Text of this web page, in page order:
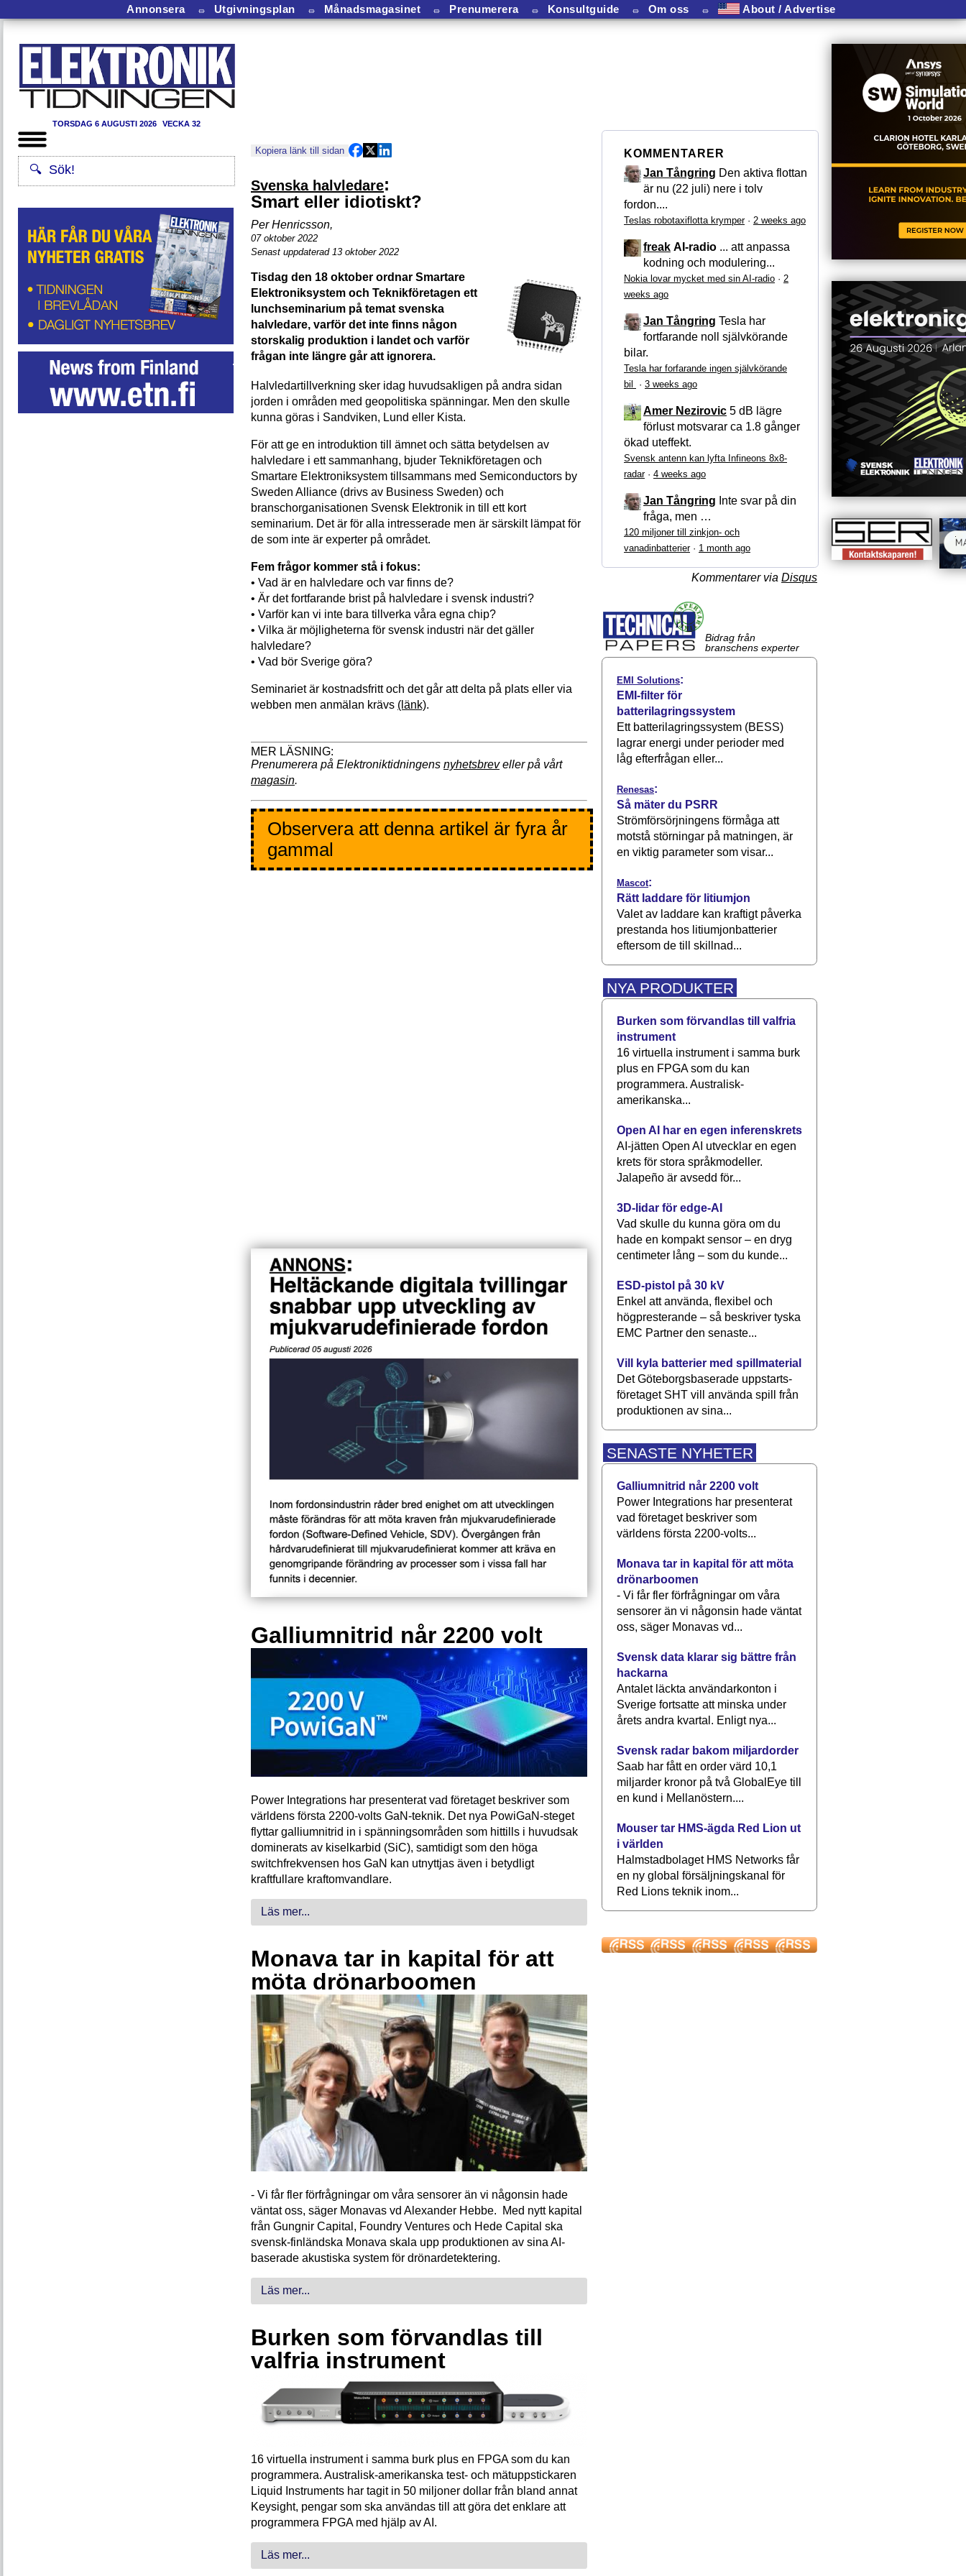
Annonsera ⏛ Utgivningsplan ⏛ Månadsmagasinet ⏛ Prenumerera ⏛ Konsultguide ⏛ Om oss ⏛ About / Advertise
TORSDAG 6 AUGUSTI 2026 VECKA 32
Kopiera länk till sidan
Svenska halvledare:
Smart eller idiotiskt?
Per Henricsson,
07 oktober 2022
Senast uppdaterad 13 oktober 2022
Tisdag den 18 oktober ordnar Smartare
Elektroniksystem och Teknikföretagen ett
lunchseminarium på temat svenska
halvledare, varför det inte finns någon
storskalig produktion i landet och varför
frågan inte längre går att ignorera.
Halvledartillverkning sker idag huvudsakligen på andra sidan
jorden i områden med geopolitiska spänningar. Men den skulle
kunna göras i Sandviken, Lund eller Kista.
För att ge en introduktion till ämnet och sätta betydelsen av
halvledare i ett sammanhang, bjuder Teknikföretagen och
Smartare Elektroniksystem tillsammans med Semiconductors by
Sweden Alliance (drivs av Business Sweden) och
branschorganisationen Svensk Elektronik in till ett kort
seminarium. Det är för alla intresserade men är särskilt lämpat för
de som inte är experter på området.
Fem frågor kommer stå i fokus:
• Vad är en halvledare och var finns de?
• Är det fortfarande brist på halvledare i svensk industri?
• Varför kan vi inte bara tillverka våra egna chip?
• Vilka är möjligheterna för svensk industri när det gäller
halvledare?
• Vad bör Sverige göra?
Seminariet är kostnadsfritt och det går att delta på plats eller via
webben men anmälan krävs (länk).
Prenumerera på Elektroniktidningens nyhetsbreveller på vårt
magasin.
Observera att denna artikel är fyra år
gammal
Galliumnitrid når 2200 volt
Power Integrations har presenterat vad företaget beskriver som
världens första 2200-volts GaN-teknik. Det nya PowiGaN-steget
flyttar galliumnitrid in i spänningsområden som hittills i huvudsak
dominerats av kiselkarbid (SiC), samtidigt som den höga
switchfrekvensen hos GaN kan utnyttjas även i betydligt
kraftfullare kraftomvandlare.
Läs mer...
Monava tar in kapital för att
möta drönarboomen
- Vi får fler förfrågningar om våra sensorer än vi någonsin hade
väntat oss, säger Monavas vd Alexander Hebbe. Med nytt kapital
från Gungnir Capital, Foundry Ventures och Hede Capital ska
svensk-finländska Monava skala upp produktionen av sina AI-
baserade akustiska system för drönardetektering.
Läs mer...
Burken som förvandlas till
valfria instrument
16 virtuella instrument i samma burk plus en FPGA som du kan
programmera. Australisk-amerikanska test- och mätuppstickaren
Liquid Instruments har tagit in 50 miljoner dollar från bland annat
Keysight, pengar som ska användas till att göra det enklare att
programmera FPGA med hjälp av AI.
Läs mer...
KOMMENTARER
Jan Tångring Den aktiva flottan
är nu (22 juli) nere i tolv
fordon....
Teslas robotaxiflotta krymper· 2 weeks ago
freak AI-radio ... att anpassa
kodning och modulering...
Nokia lovar mycket med sin AI-radio · 2
weeks ago
Jan Tångring Tesla har
fortfarande noll självkörande
bilar.
Tesla har forfarande ingen självkörande
bil
· 3 weeks ago
Amer Nezirovic 5 dB lägre
förlust motsvarar ca 1.8 gånger
ökad uteffekt.
Svensk antenn kan lyfta Infineons 8x8-
radar· 4 weeks ago
Jan Tångring Inte svar på din
fråga, men …
120 miljoner till zinkjon- och
vanadinbatterier· 1 month ago
Kommentarer via Disqus
Bidrag från
branschens experter
EMI Solutions:
EMI-filter för
batterilagringssystem
Ett batterilagringssystem (BESS)
lagrar energi under perioder med
låg efterfrågan eller...
Renesas:
Så mäter du PSRR
Strömförsörjningens förmåga att
motstå störningar på matningen, är
en viktig parameter som visar...
Mascot:
Rätt laddare för litiumjon
Valet av laddare kan kraftigt påverka
prestanda hos litiumjonbatterier
eftersom de till skillnad...
NYA PRODUKTER
Burken som förvandlas till valfria
instrument
16 virtuella instrument i samma burk
plus en FPGA som du kan
programmera. Australisk-
amerikanska...
Open AI har en egen inferenskrets
AI-jätten Open AI utvecklar en egen
krets för stora språkmodeller.
Jalapeño är avsedd för...
3D-lidar för edge-AI
Vad skulle du kunna göra om du
hade en kompakt sensor – en dryg
centimeter lång – som du kunde...
ESD-pistol på 30 kV
Enkel att använda, flexibel och
högpresterande – så beskriver tyska
EMC Partner den senaste...
Vill kyla batterier med spillmaterial
Det Göteborgsbaserade upp­starts­
företaget SHT vill använda spill från
produktionen av sina...
SENASTE NYHETER
Galliumnitrid når 2200 volt
Power Integrations har presenterat
vad företaget beskriver som
världens första 2200-volts...
Monava tar in kapital för att möta
drönarboomen
- Vi får fler förfrågningar om våra
sensorer än vi någonsin hade väntat
oss, säger Monavas vd...
Svensk data klarar sig bättre från
hackarna
Antalet läckta användarkonton i
Sverige fortsatte att minska under
årets andra kvartal. Enligt nya...
Svensk radar bakom miljardorder
Saab har fått en order värd 10,1
miljarder kronor på två GlobalEye till
en kund i Mellanöstern....
Mouser tar HMS-ägda Red Lion ut
i världen
Halmstadbolaget HMS Networks får
en ny global försäljningskanal för
Red Lions teknik inom...